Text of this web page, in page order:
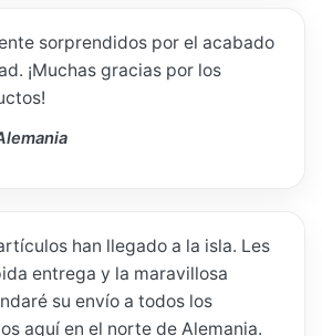
sorprendidos por el acabado
¡Muchas gracias por los
han llegado a la isla. Les
entrega y la maravillosa
su envío a todos los
aquí en el norte de Alemania.